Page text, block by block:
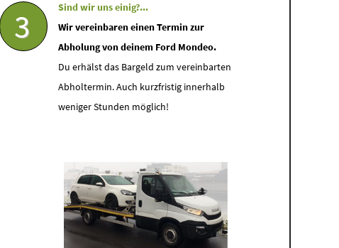
3
Sind wir uns einig?...
Wir vereinbaren einen Termin zur
Abholung von deinem Ford Mondeo.
Du erhälst das Bargeld zum vereinbarten
Abholtermin. Auch kurzfristig innerhalb
weniger Stunden möglich!